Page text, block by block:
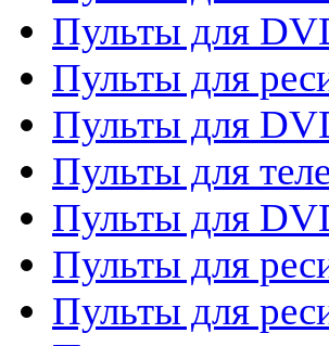
Пульты для
Пульты для
Пульты для
Пульты для
Пульты для
Пульты для
Пульты для